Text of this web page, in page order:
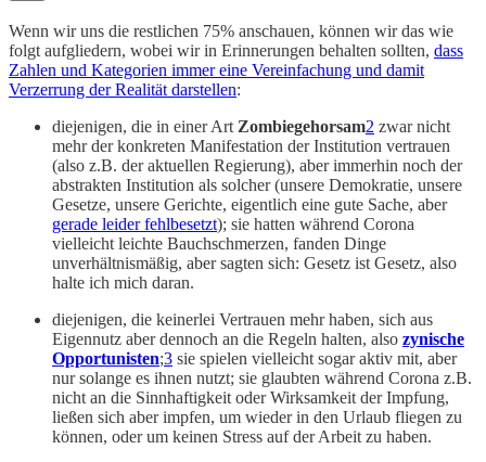
Wenn wir uns die restlichen 75% anschauen, können wir das wie
folgt aufgliedern, wobei wir in Erinnerungen behalten sollten, dass
Zahlen und Kategorien immer eine Vereinfachung und damit
Verzerrung der Realität darstellen:
diejenigen, die in einer Art Zombiegehorsam2 zwar nicht
mehr der konkreten Manifestation der Institution vertrauen
(also z.B. der aktuellen Regierung), aber immerhin noch der
abstrakten Institution als solcher (unsere Demokratie, unsere
Gesetze, unsere Gerichte, eigentlich eine gute Sache, aber
gerade leider fehlbesetzt); sie hatten während Corona
vielleicht leichte Bauchschmerzen, fanden Dinge
unverhältnismäßig, aber sagten sich: Gesetz ist Gesetz, also
halte ich mich daran.
diejenigen, die keinerlei Vertrauen mehr haben, sich aus
Eigennutz aber dennoch an die Regeln halten, also zynische
Opportunisten;3 sie spielen vielleicht sogar aktiv mit, aber
nur solange es ihnen nutzt; sie glaubten während Corona z.B.
nicht an die Sinnhaftigkeit oder Wirksamkeit der Impfung,
ließen sich aber impfen, um wieder in den Urlaub fliegen zu
können, oder um keinen Stress auf der Arbeit zu haben.